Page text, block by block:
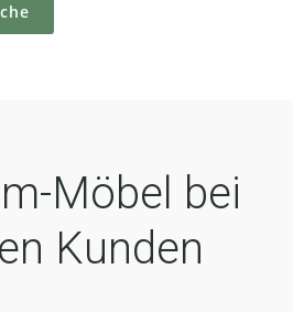
Möbel bei
Kunden